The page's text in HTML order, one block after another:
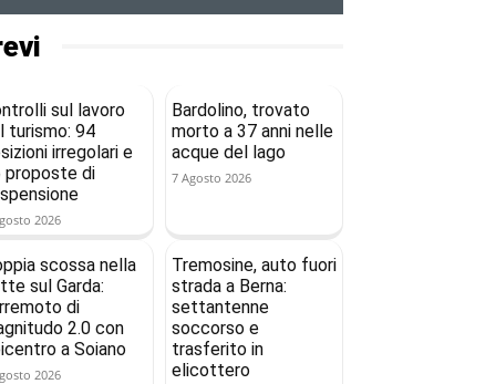
sul lavoro
turismo: 94
irregolari e
proposte di
2026
Bardolino, trovato
morto a 37 anni nelle
acque del lago
7 Agosto 2026
scossa nella
sul Garda:
di
2.0 con
a Soiano
2026
Tremosine, auto fuori
strada a Berna:
settantenne
soccorso e
trasferito in
elicottero